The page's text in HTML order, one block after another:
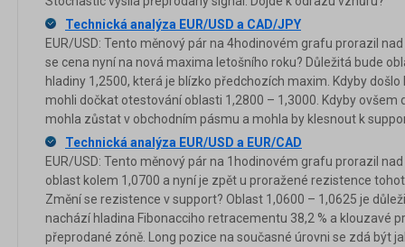
Technická analýza EUR/USD a CAD/JPY
EUR/USD: Tento měnový pár na 4hodinovém grafu prorazil
se cena nyní na nová maxima letošního roku? Důležitá bude
hladiny 1,2500, která je blízko předchozích maxim. Kdyby
mohli dočkat otestování oblasti 1,2800 – 1,3000. Kdyby ovšem
mohla zůstat v obchodním pásmu a mohla by klesnout k
Technická analýza EUR/USD a EUR/CAD
EUR/USD: Tento měnový pár na 1hodinovém grafu prorazil
oblast kolem 1,0700 a nyní je zpět u proražené rezistence
Změní se rezistence v support? Oblast 1,0600 – 1,0625 je
nachází hladina Fibonacciho retracementu 38,2 % a klouzavé
přeprodané zóně. Long pozice na současné úrovni se zdá být